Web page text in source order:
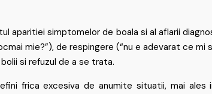
aparitiei simptomelor de boala si al aflarii
mie?”), de respingere (“nu e adevarat ce mi
si refuzul de a se trata.
frica excesiva de anumite situatii, mai